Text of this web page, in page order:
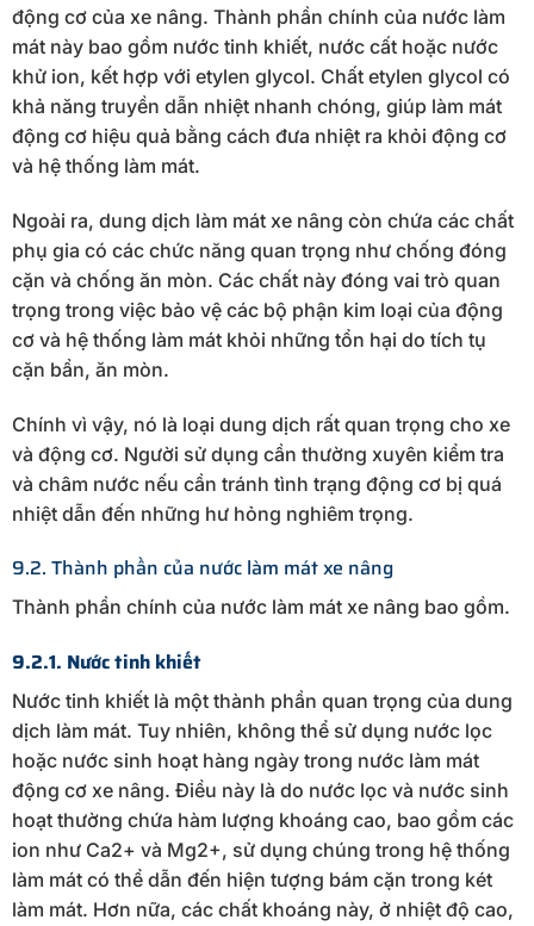
động cơ của xe nâng. Thành phần chính của nước làm
mát này bao gồm nước tinh khiết, nước cất hoặc nước
khử ion, kết hợp với etylen glycol. Chất etylen glycol có
khả năng truyền dẫn nhiệt nhanh chóng, giúp làm mát
động cơ hiệu quả bằng cách đưa nhiệt ra khỏi động cơ
và hệ thống làm mát.
Ngoài ra, dung dịch làm mát xe nâng còn chứa các chất
phụ gia có các chức năng quan trọng như chống đóng
cặn và chống ăn mòn. Các chất này đóng vai trò quan
trọng trong việc bảo vệ các bộ phận kim loại của động
cơ và hệ thống làm mát khỏi những tổn hại do tích tụ
cặn bẩn, ăn mòn.
Chính vì vậy, nó là loại dung dịch rất quan trọng cho xe
và động cơ. Người sử dụng cần thường xuyên kiểm tra
và châm nước nếu cần tránh tình trạng động cơ bị quá
nhiệt dẫn đến những hư hỏng nghiêm trọng.
9.2. Thành phần của nước làm mát xe nâng
Thành phần chính của nước làm mát xe nâng bao gồm.
9.2.1. Nước tinh khiết
Nước tinh khiết là một thành phần quan trọng của dung
dịch làm mát. Tuy nhiên, không thể sử dụng nước lọc
hoặc nước sinh hoạt hàng ngày trong nước làm mát
động cơ xe nâng. Điều này là do nước lọc và nước sinh
hoạt thường chứa hàm lượng khoáng cao, bao gồm các
ion như Ca2+ và Mg2+, sử dụng chúng trong hệ thống
làm mát có thể dẫn đến hiện tượng bám cặn trong két
làm mát. Hơn nữa, các chất khoáng này, ở nhiệt độ cao,